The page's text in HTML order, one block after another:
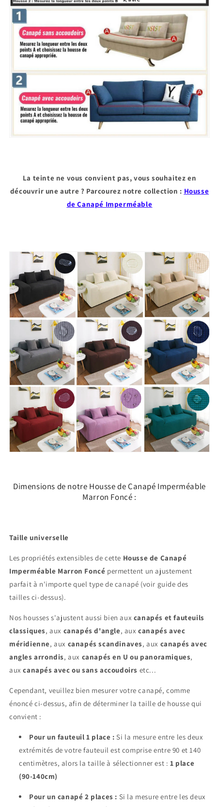
La teinte ne vous convient pas, vous souhaitez en
découvrir une autre ? Parcourez notre collection : Housse
de Canapé Imperméable
Dimensions de notre Housse de Canapé Imperméable
Marron Foncé :
Taille universelle
Les propriétés extensibles de cette Housse de Canapé
Imperméable Marron Foncé permettent un ajustement
parfait à n'importe quel type de canapé (voir guide des
tailles ci-dessus).
Nos housses s'ajustent aussi bien aux canapés et fauteuils
classiques, aux canapés d'angle, auxcanapés avec
méridienne, aux canapés scandinaves, aux canapés avec
angles arrondis, aux canapés en U ou panoramiques,
auxcanapés avec ou sans accoudoirs etc...
Cependant, veuillez bien mesurer votre canapé, comme
énoncé ci-dessus, afin de déterminer la taille de housse qui
convient :
Pour un fauteuil 1 place : Si la mesure entre les deux
extrémités de votre fauteuil est comprise entre 90 et 140
centimètres, alors la taille à sélectionner est :1 place
(90-140cm)
Pour un canapé 2 places : Si la mesure entre les deux